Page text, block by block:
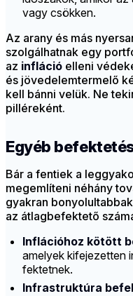
vagy csökken.
Az arany és más
szolgálhatnak egy
az infláció elleni
és jövedelemtermelő
kell bánni velük. Ne
pilléreként.
Egyéb
Bár a fentiek a
megemlíteni néhány
gyakran
az átlagbefektető
Inflációhoz kötött
amelyek kifejezetten
fektetnek.
Infrastruktúra